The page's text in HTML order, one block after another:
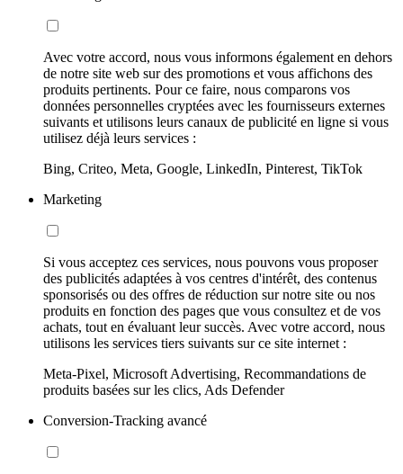
Avec votre accord, nous vous informons également en dehors
de notre site web sur des promotions et vous affichons des
produits pertinents. Pour ce faire, nous comparons vos
données personnelles cryptées avec les fournisseurs externes
suivants et utilisons leurs canaux de publicité en ligne si vous
utilisez déjà leurs services :
Bing, Criteo, Meta, Google, LinkedIn, Pinterest, TikTok
Marketing
Si vous acceptez ces services, nous pouvons vous proposer
des publicités adaptées à vos centres d'intérêt, des contenus
sponsorisés ou des offres de réduction sur notre site ou nos
produits en fonction des pages que vous consultez et de vos
achats, tout en évaluant leur succès. Avec votre accord, nous
utilisons les services tiers suivants sur ce site internet :
Meta-Pixel, Microsoft Advertising, Recommandations de
produits basées sur les clics, Ads Defender
Conversion-Tracking avancé